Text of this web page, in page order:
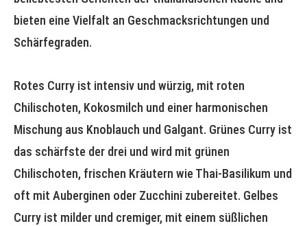
bieten eine Vielfalt an Geschmacksrichtungen und
Schärfegraden.
Rotes Curry ist intensiv und würzig, mit roten
Chilischoten, Kokosmilch und einer harmonischen
Mischung aus Knoblauch und Galgant. Grünes Curry ist
das schärfste der drei und wird mit grünen
Chilischoten, frischen Kräutern wie Thai-Basilikum und
oft mit Auberginen oder Zucchini zubereitet. Gelbes
Curry ist milder und cremiger, mit einem süßlichen